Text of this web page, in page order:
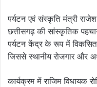
पर्यटन एवं संस्कृति मंत्री
छत्तीसगढ़ की सांस्कृतिक
पर्यटन केंद्र के रूप में विकसित
जिससे स्थानीय रोजगार और
कार्यक्रम में राजिम विधायक